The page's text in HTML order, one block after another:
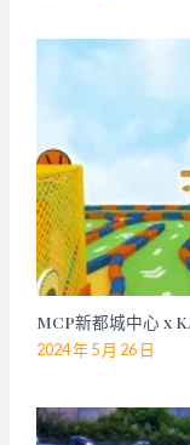
MCP新都城中心 x
2024 年 5 月 26 日